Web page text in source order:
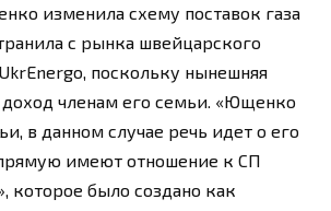
изменила схему поставок газа
с рынка швейцарского
поскольку нынешняя
членам его семьи. «Ющенко
в данном случае речь идет о его
имеют отношение к СП
которое было создано как